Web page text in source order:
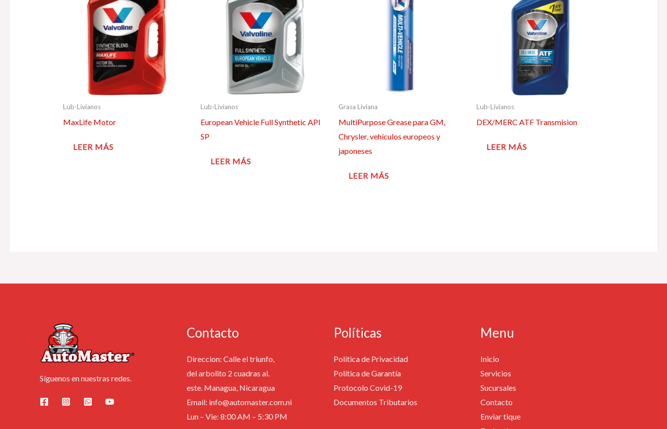
Lub-Livianos
MaxLife Motor
LEER MÁS
Lub-Livianos
European Vehicle Full Synthetic API
SP
LEER MÁS
Grasa Liviana
MultiPurpose Grease para GM,
Chrysler, vehículos europeos y
japoneses
LEER MÁS
Lub-Livianos
DEX/MERC ATF Transmision
LEER MÁS
Síguenos en nuestras redes.
Contacto
Direccion: Calle el triunfo,
del arbolito 2 cuadras al.
este. Managua, Nicaragua
Email: info@automaster.com.ni
Lun – Vie: 8:00 AM – 5:30 PM
Políticas
Política de Privacidad
Política de Garantía
Protocolo Covid-19
Documentos Tributarios
Menu
Inicio
Servicios
Sucursales
Contacto
Enviar tique